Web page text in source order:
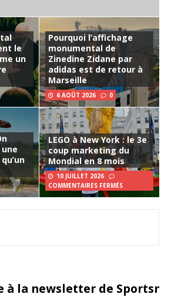
le
un
Pourquoi l’affichage
monumental de
Zinedine Zidane par
adidas est de retour à
Marseille
6 AOÛT 2026 0
LEGO à New York : le 3e
coup marketing du
Mondial en 8 mois
10 JUILLET 2026
COMMENTAIRES FERMÉS
à la newsletter de